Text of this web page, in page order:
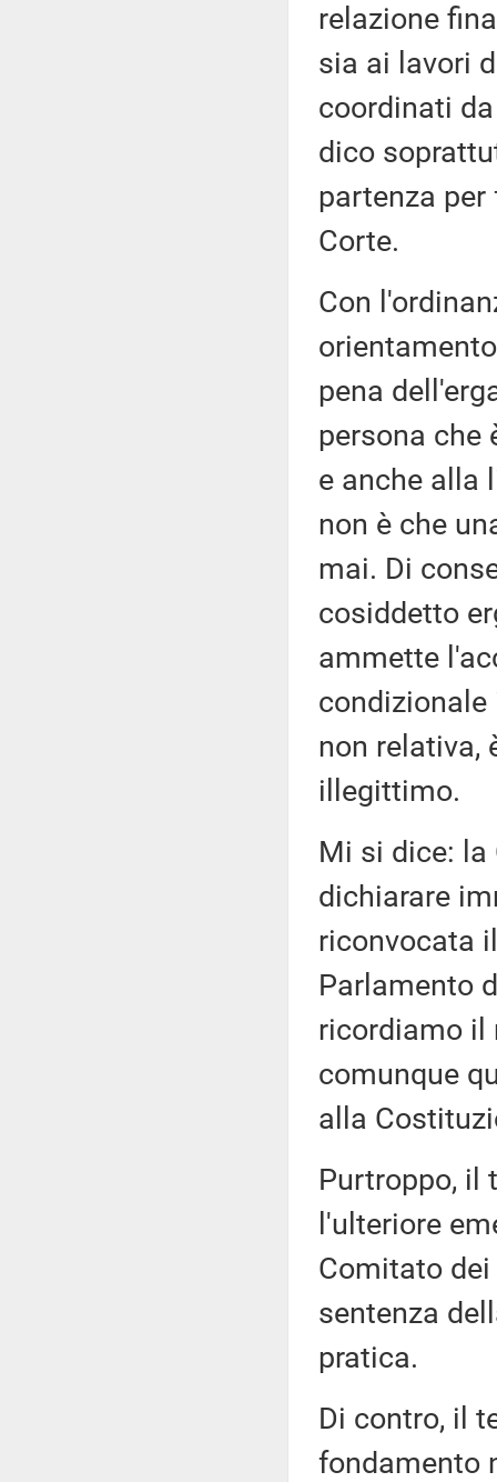
relazione
sia ai lavori
coordinati
dico
partenza
Corte.
Con
pena
persona che
e anche alla
non è che
mai. Di
cosiddetto
ammette
condizionale
non relativa,
illegittimo.
Mi si dice:
dichiarare
riconvocata
Parlamento
ricordiamo il
comunque
alla
Purtroppo, il
l'ulteriore
Comitato
sentenza
pratica.
Di contro, il
fondamento